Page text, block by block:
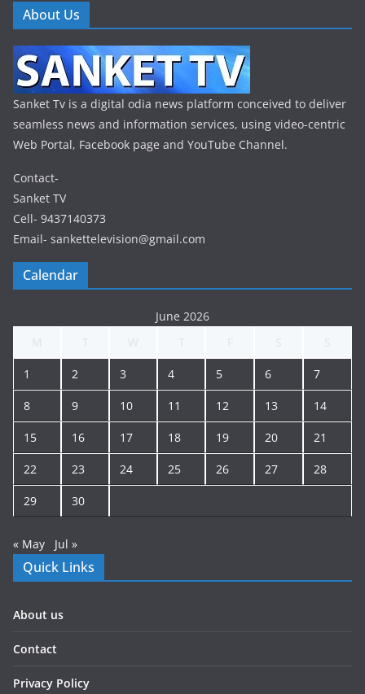
About Us
Sanket Tv is a digital odia news platform conceived to deliver
seamless news and information services, using video-centric
Web Portal, Facebook page and YouTube Channel.
Contact-
Sanket TV
Cell- 9437140373
Email- sankettelevision@gmail.com
Calendar
June 2026
1 2 3 4 5 6 7
8 9 10 11 12 13 14
15 16 17 18 19 20 21
22 23 24 25 26 27 28
29 30
« May Jul »
Quick Links
About us
Contact
Privacy Policy